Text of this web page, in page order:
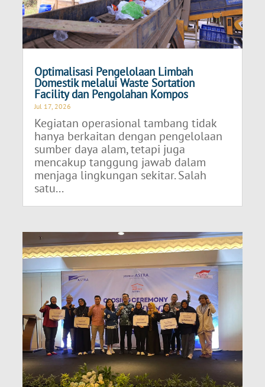
Optimalisasi Pengelolaan Limbah
Domestik melalui Waste Sortation
Facility dan Pengolahan Kompos
Jul 17, 2026
Kegiatan operasional tambang tidak
hanya berkaitan dengan pengelolaan
sumber daya alam, tetapi juga
mencakup tanggung jawab dalam
menjaga lingkungan sekitar. Salah
satu...